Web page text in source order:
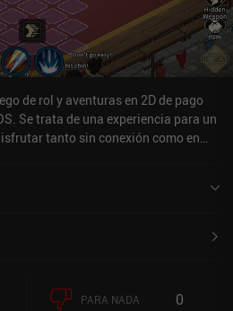
de rol y aventuras en 2D de pago
Se trata de una experiencia para un
tanto sin conexión como en
con una puntuación de 4,7
PARA NADA 0